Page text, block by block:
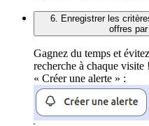
6. Enregistrer les
offres
Gagnez du temps et
recherche à chaque
« Créer une alerte » :